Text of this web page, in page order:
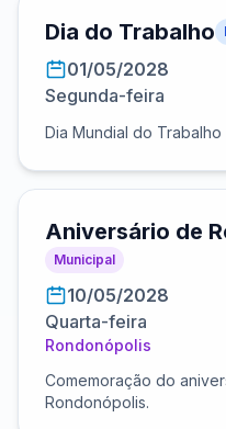
Dia do Trabalho
01/05/2028
Segunda-feira
Dia Mundial do Trabalho
Aniversário de
Municipal
10/05/2028
Quarta-feira
Rondonópolis
Comemoração do
Rondonópolis.